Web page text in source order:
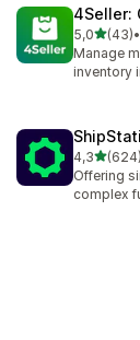
4Seller:
5,05 (43)
toplam 43•
Manage
inventory
4,35 (624)
toplam
Offering
complex